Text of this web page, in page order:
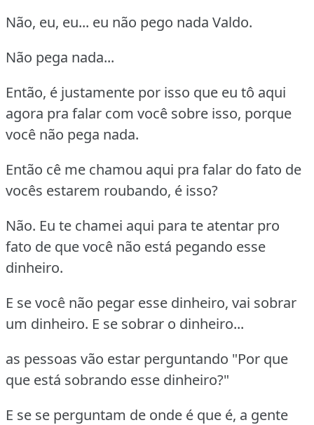
Não, eu, eu... eu não pego nada Valdo.
Não pega nada...
Então, é justamente por isso que eu tô aqui
agora pra falar com você sobre isso, porque
você não pega nada.
Então cê me chamou aqui pra falar do fato de
vocês estarem roubando, é isso?
Não. Eu te chamei aqui para te atentar pro
fato de que você não está pegando esse
dinheiro.
E se você não pegar esse dinheiro, vai sobrar
um dinheiro. E se sobrar o dinheiro...
as pessoas vão estar perguntando "Por que
que está sobrando esse dinheiro?"
E se se perguntam de onde é que é, a gente